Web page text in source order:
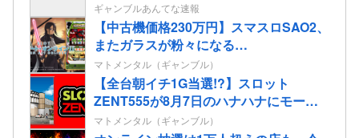
ギャンブルあんてな速報
【中古機価格230万円】スマスロSAO2、
またガラスが粉々になる…
マトメンタル（ギャンブル）
【全台朝イチ1G当選!?】スロット
ZENT555が8月7日のハナハナにモーニ
ングを仕込んだらしいｗｗｗｗ
マトメンタル（ギャンブル）